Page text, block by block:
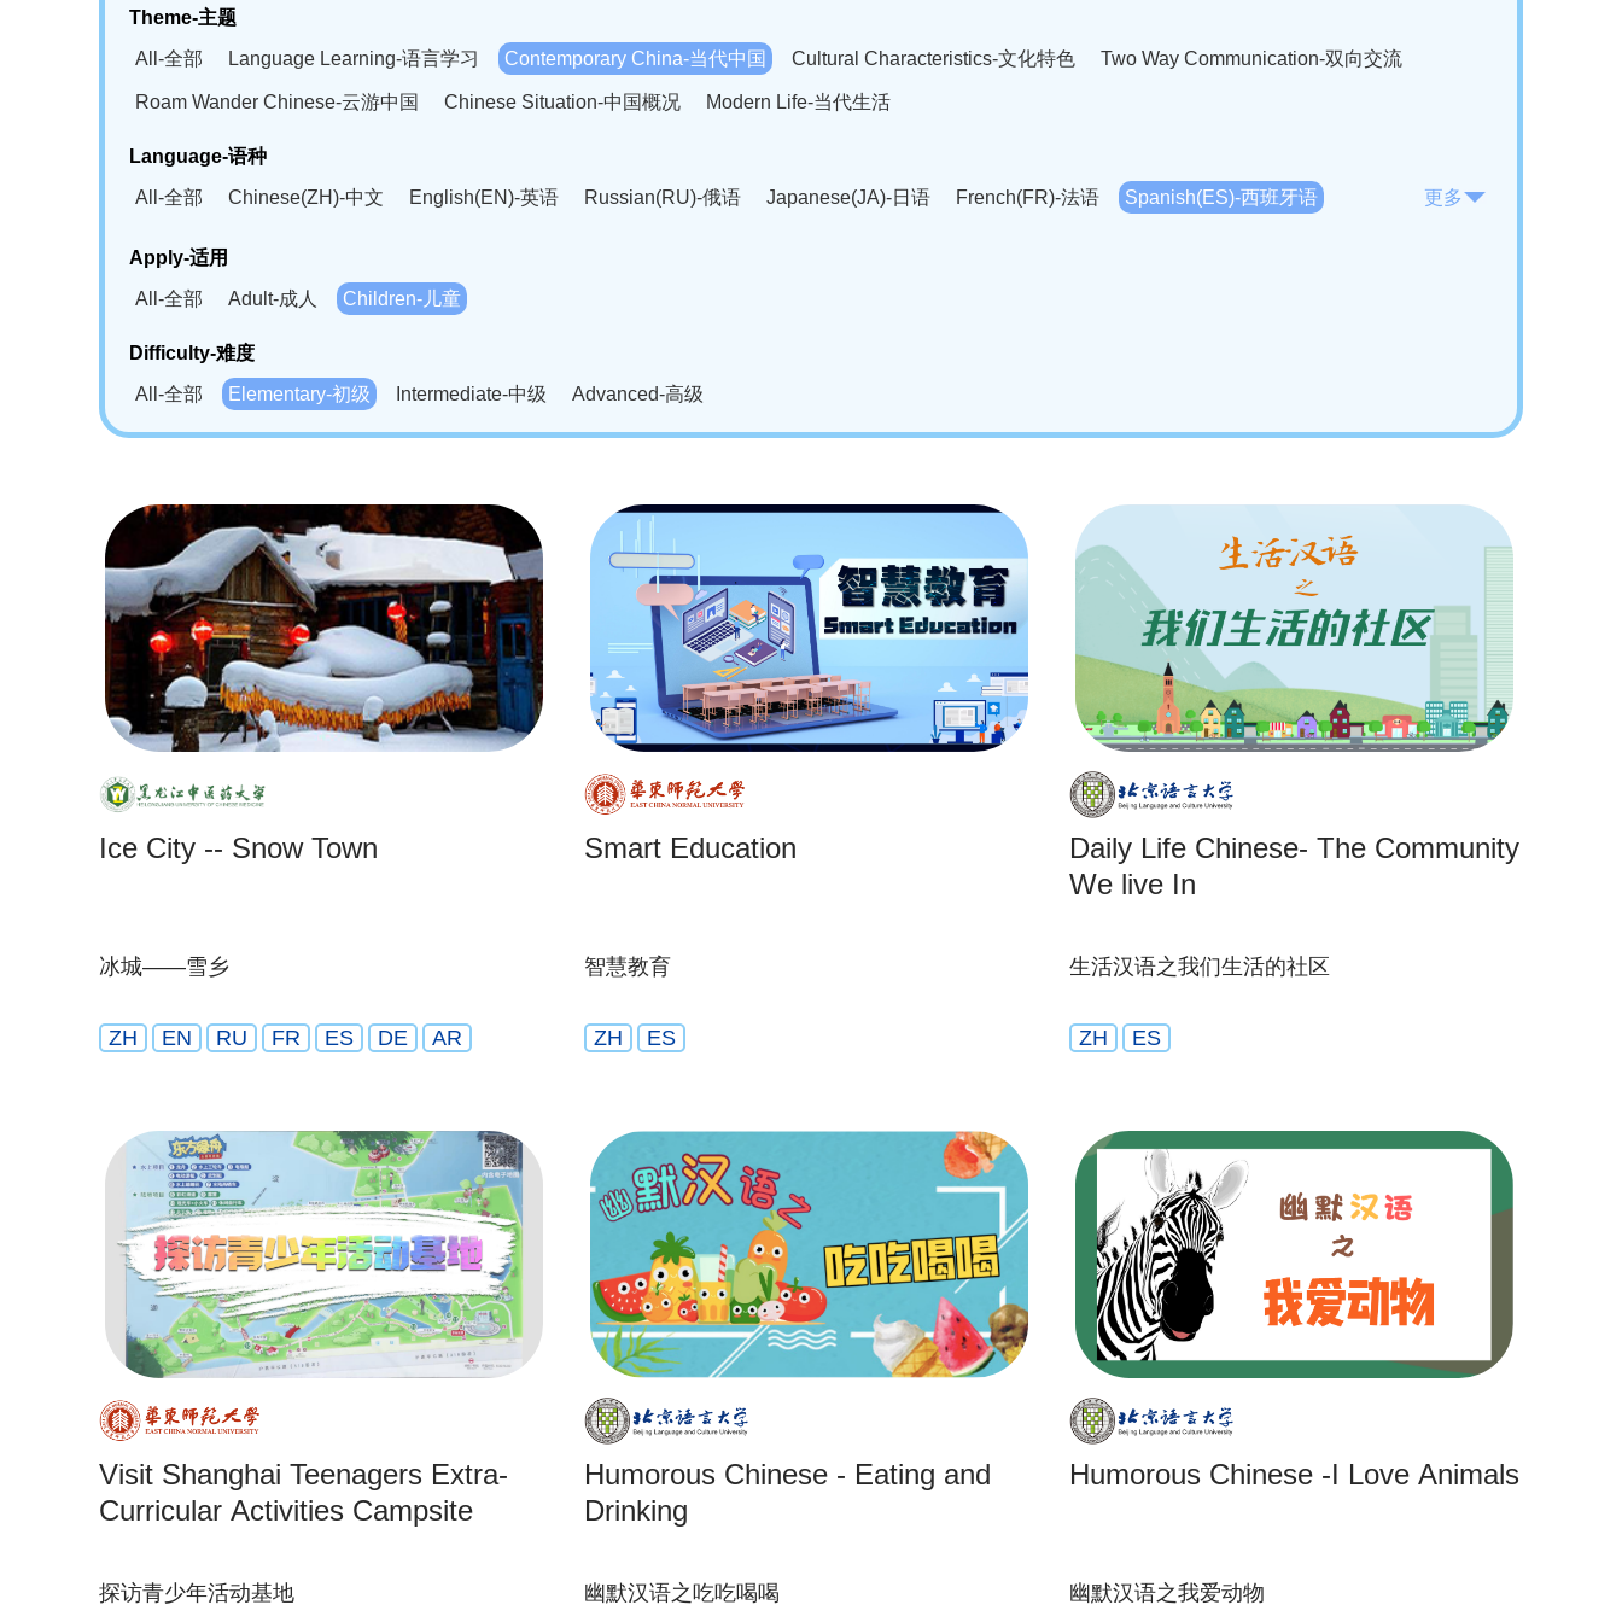
Theme-主题
All-全部
Language Learning-语言学习 Contemporary China-当代中国 Cultural Characteristics-文化特色 Two Way Communication-双向交流
Roam Wander Chinese-云游中国 Chinese Situation-中国概况 Modern Life-当代生活
Language-语种
All-全部
Chinese(ZH)-中文 English(EN)-英语 Russian(RU)-俄语 Japanese(JA)-日语 French(FR)-法语
Spanish(ES)-西班牙语
Bahasa Melayu(MS)-马来语
Swahili(SW)-斯瓦西里语
Kampuchea(KH)-柬埔寨语
更多
Apply-适用
All-全部
Adult-成人 Children-儿童
Difficulty-难度
All-全部
Elementary-初级 Intermediate-中级 Advanced-高级
Ice City -- Snow Town
冰城——雪乡
ZH EN RU FR ES DE AR
Smart Education
智慧教育
ZH ES
Daily Life Chinese- The Community
We live In
生活汉语之我们生活的社区
ZH ES
Visit Shanghai Teenagers Extra-
Curricular Activities Campsite
探访青少年活动基地
Humorous Chinese - Eating and
Drinking
幽默汉语之吃吃喝喝
Humorous Chinese -I Love Animals
幽默汉语之我爱动物